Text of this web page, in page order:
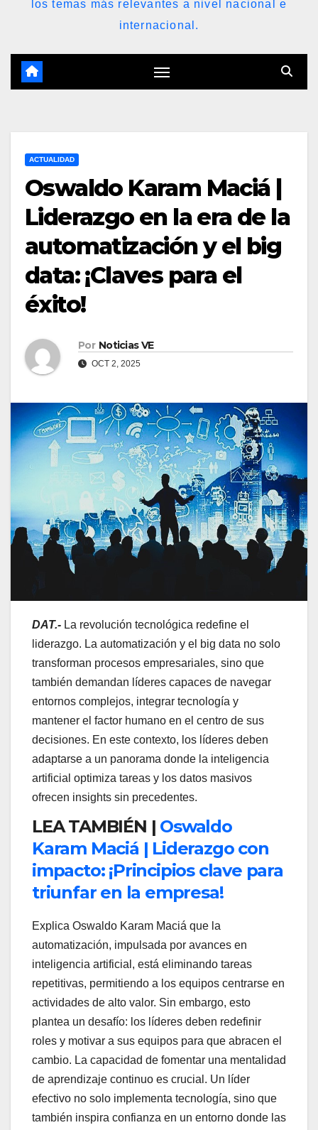
los temas más relevantes a nivel nacional e
internacional.
ACTUALIDAD
Oswaldo Karam Maciá |
Liderazgo en la era de la
automatización y el big
data: ¡Claves para el
éxito!
Por Noticias VE
OCT 2, 2025
DAT.- La revolución tecnológica redefine el
liderazgo. La automatización y el big data no solo
transforman procesos empresariales, sino que
también demandan líderes capaces de navegar
entornos complejos, integrar tecnología y
mantener el factor humano en el centro de sus
decisiones. En este contexto, los líderes deben
adaptarse a un panorama donde la inteligencia
artificial optimiza tareas y los datos masivos
ofrecen insights sin precedentes.
LEA TAMBIÉN | Oswaldo
Karam Maciá | Liderazgo con
impacto: ¡Principios clave para
triunfar en la empresa!
Explica Oswaldo Karam Maciá que la
automatización, impulsada por avances en
inteligencia artificial, está eliminando tareas
repetitivas, permitiendo a los equipos centrarse en
actividades de alto valor. Sin embargo, esto
plantea un desafío: los líderes deben redefinir
roles y motivar a sus equipos para que abracen el
cambio. La capacidad de fomentar una mentalidad
de aprendizaje continuo es crucial. Un líder
efectivo no solo implementa tecnología, sino que
también inspira confianza en un entorno donde las